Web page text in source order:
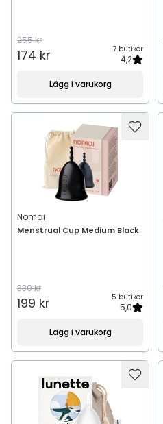
255 kr
174 kr 7 butiker
4,2
Lägg i varukorg
Nomai
Menstrual Cup Medium Black
330 kr
199 kr 5 butiker
5,0
Lägg i varukorg